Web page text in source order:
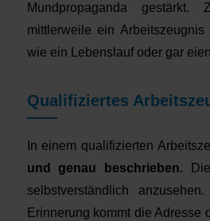
Mundpropaganda gestärkt.
mittlerweile ein
wie ein Lebenslauf oder gar
Qualifiziertes
In einem qualifizierten
und genau beschrieben.
selbstverständlich
Erinnerung kommt die Adresse